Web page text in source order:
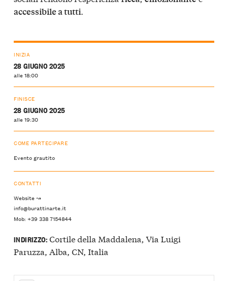
accessibile a tutti
INIZIA
28 GIUGNO 2025
alle 18:00
FINISCE
28 GIUGNO 2025
alle 19:30
COME PARTECIPARE
Evento grautito
CONTATTI
Website ↝
info@burattinarte.it
Mob: +39 338 7154844
INDIRIZZO:Cortile della Maddalena, Via Luigi
Paruzza, Alba, CN, Italia